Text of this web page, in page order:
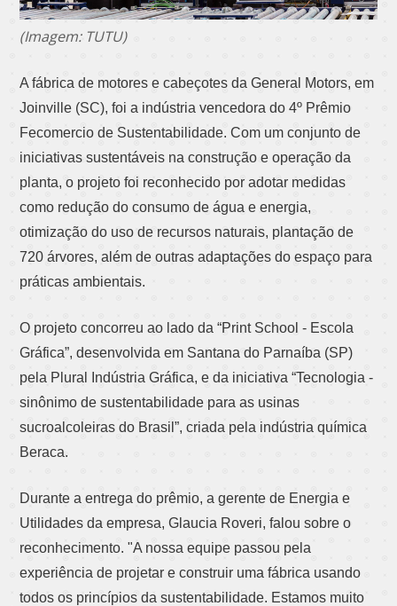
(Imagem: TUTU)
A fábrica de motores e cabeçotes da General Motors, em
Joinville (SC), foi a indústria vencedora do 4º Prêmio
Fecomercio de Sustentabilidade. Com um conjunto de
iniciativas sustentáveis na construção e operação da
planta, o projeto foi reconhecido por adotar medidas
como redução do consumo de água e energia,
otimização do uso de recursos naturais, plantação de
720 árvores, além de outras adaptações do espaço para
práticas ambientais.
O projeto concorreu ao lado da “Print School - Escola
Gráfica”, desenvolvida em Santana do Parnaíba (SP)
pela Plural Indústria Gráfica, e da iniciativa “Tecnologia -
sinônimo de sustentabilidade para as usinas
sucroalcoleiras do Brasil”, criada pela indústria química
Beraca.
Durante a entrega do prêmio, a gerente de Energia e
Utilidades da empresa, Glaucia Roveri, falou sobre o
reconhecimento. "A nossa equipe passou pela
experiência de projetar e construir uma fábrica usando
todos os princípios da sustentabilidade. Estamos muito